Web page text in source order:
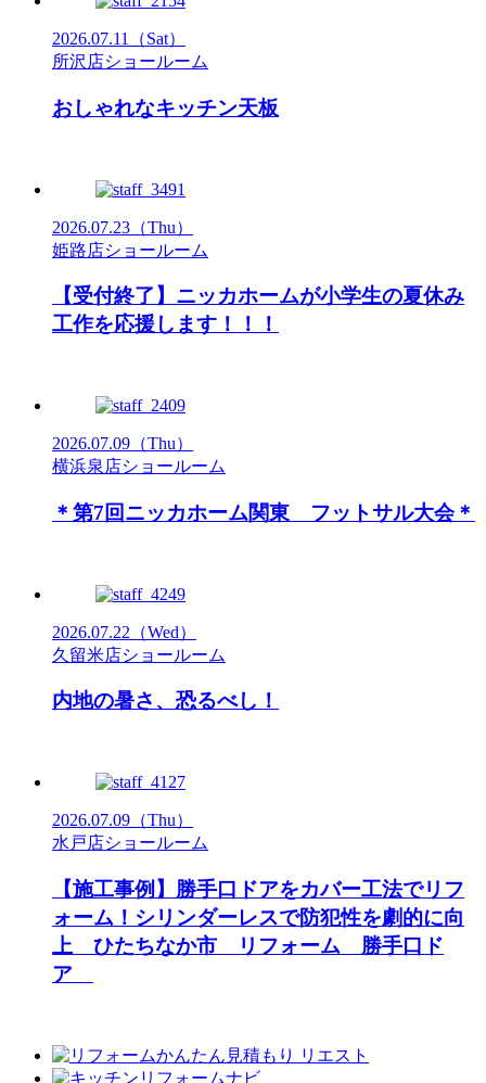
2026.07.11
（Sat）
所沢店ショールーム
おしゃれなキッチン天板
2026.07.23 （Thu）
姫路店ショールーム
【受付終了】ニッカホームが小学生の夏休み
工作を応援します！！！
2026.07.09 （Thu）
横浜泉店ショールーム
＊第7回ニッカホーム関東 フットサル大会＊
2026.07.22 （Wed）
久留米店ショールーム
内地の暑さ、恐るべし！
2026.07.09 （Thu）
水戸店ショールーム
【施工事例】勝手口ドアをカバー工法でリフ
ォーム！シリンダーレスで防犯性を劇的に向
上 ひたちなか市 リフォーム 勝手口ド
ア